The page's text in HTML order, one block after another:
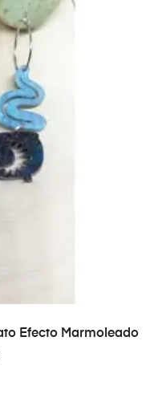
Efecto Marmoleado